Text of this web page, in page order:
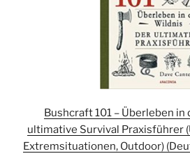
Bushcraft 101 – Überleben in
ultimative Survival Praxisführer
Extremsituationen, Outdoor)